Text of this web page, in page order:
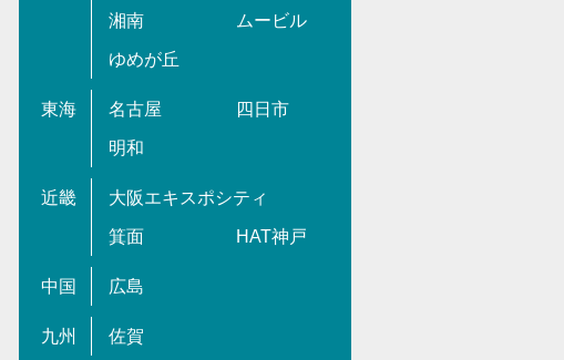
湘南 ムービル
ゆめが丘
東海 名古屋 四日市
明和
近畿 大阪エキスポシティ
箕面 HAT神戸
中国 広島
九州 佐賀